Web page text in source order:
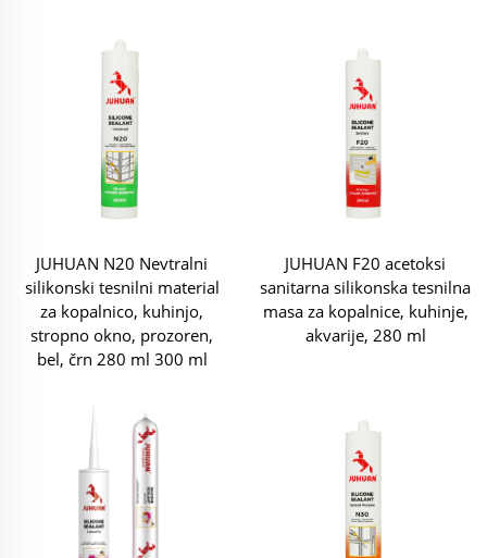
JUHUAN N20 Nevtralni
silikonski tesnilni material
za kopalnico, kuhinjo,
stropno okno, prozoren,
bel, črn 280 ml 300 ml
JUHUAN F20 acetoksi
sanitarna silikonska tesnilna
masa za kopalnice, kuhinje,
akvarije, 280 ml